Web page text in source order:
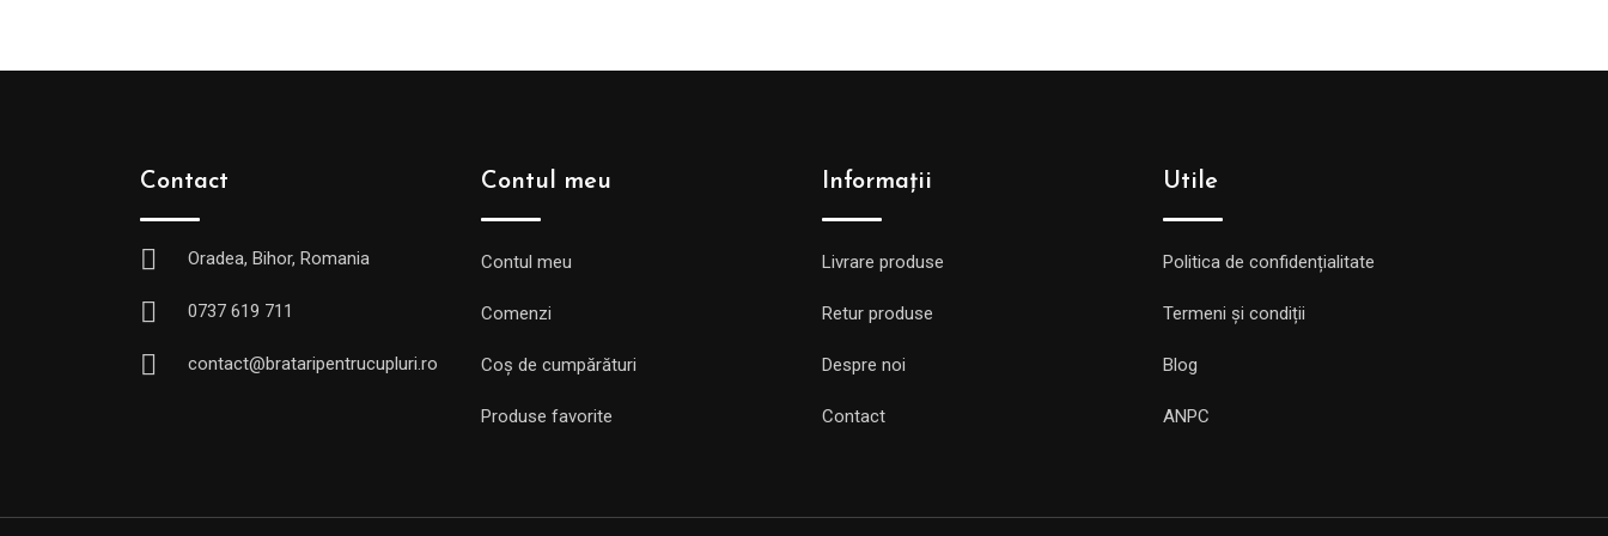
Contact
Oradea, Bihor, Romania
0737 619 711
contact@brataripentrucupluri.ro
Contul meu
Contul meu
Comenzi
Coș de cumpărături
Produse favorite
Informații
Livrare produse
Retur produse
Despre noi
Contact
Utile
Politica de confidențialitate
Termeni și condiții
Blog
ANPC